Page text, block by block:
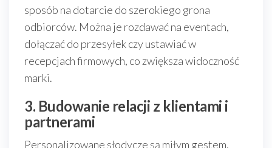
sposób na dotarcie do szerokiego grona
odbiorców. Można je rozdawać na eventach,
dołączać do przesyłek czy ustawiać w
recepcjach firmowych, co zwiększa widoczność
marki.
3. Budowanie relacji z klientami i
partnerami
Personalizowane słodycze są miłym gestem,